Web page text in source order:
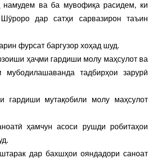
намудем ва ба мувофиқа расидем, ки
дар сатҳи сарвазирон таъин
фурсат баргузор хоҳад шуд.
ҳаҷми гардиши молу маҳсулот ва
тадбирҳои зарурӣ
мутақобили молу маҳсулот
ҳамчун асоси рушди робитаҳои
дар бахшҳои ояндадори саноат